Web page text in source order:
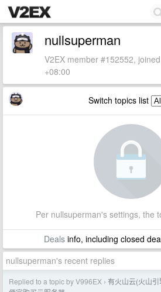
nullsuperman
V2EX member #152552,
+08:00
Switch topics list
Per nullsuperman's settings, the
Dealsinfo, including closed
nullsuperman's recent replies
Replied to a topic by V996EX › 有火山云(火山